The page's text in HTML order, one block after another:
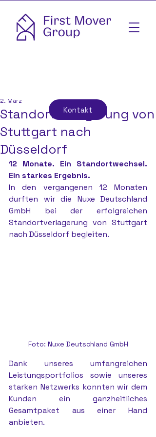
Kontakt
Standortverlagerung von
Stuttgart nach
Düsseldorf
2. März
12 Monate. Ein Standortwechsel.
Ein starkes Ergebnis.
In den vergangenen 12 Monaten
durften wir die Nuxe Deutschland
GmbH bei der erfolgreichen
Standortverlagerung von Stuttgart
nach Düsseldorf begleiten.
Foto: Nuxe Deutschland GmbH
Dank unseres umfangreichen
Leistungsportfolios sowie unseres
starken Netzwerks konnten wir dem
Kunden ein ganzheitliches
Gesamtpaket aus einer Hand
anbieten.